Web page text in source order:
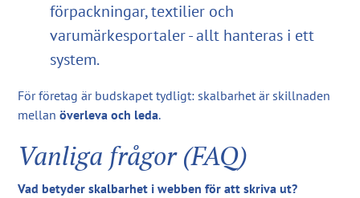
förpackningar, textilier och
varumärkesportaler - allt hanteras i ett
system.
För företag är budskapet tydligt: skalbarhet är skillnaden
mellanöverleva och leda.
Vanliga frågor (FAQ)
Vad betyder skalbarhet i webben för att skriva ut?